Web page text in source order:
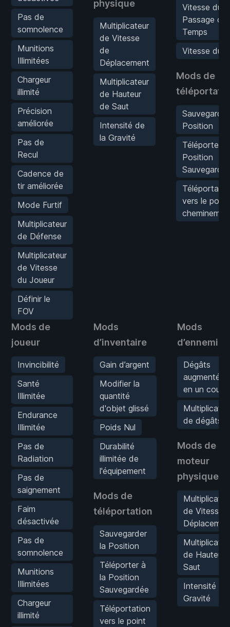
Pas de
somnolence
Munitions
Illimitées
Chargeur
illimité
Précision
améliorée
Pas de
Recul
Cadence de
tir améliorée
Mode Furtif
Multiplicateur
de Défense
Multiplicateur
de Vitesse
du Joueur
Définir le
FOV
physique
Multiplicateur
de Vitesse
de
Déplacement
Multiplicateur
de Hauteur
de Saut
Intensité de
la Gravité
Vitesse du
Passage du
Temps
Vitesse du
Mods de
Position
Téléporter
Position
vers le
Mods de
joueur
Invincibilité
Santé
Illimitée
Endurance
Illimitée
Pas de
Radiation
Pas de
saignement
Faim
désactivée
Pas de
somnolence
Munitions
Illimitées
Chargeur
illimité
Mods
d’inventaire
Gain d’argent
Modifier la
quantité
d'objet glissé
Poids Nul
Durabilité
illimitée de
l'équipement
Mods de
téléportation
Sauvegarder
la Position
Téléporter à
la Position
Sauvegardée
Téléportation
vers le point
Mods
d’ennemis
Dégâts
augmentés/
en un coup
de dégâts
Mods de
moteur
physique
de Vitesse
de Hauteur
Saut
Intensité de
Gravité